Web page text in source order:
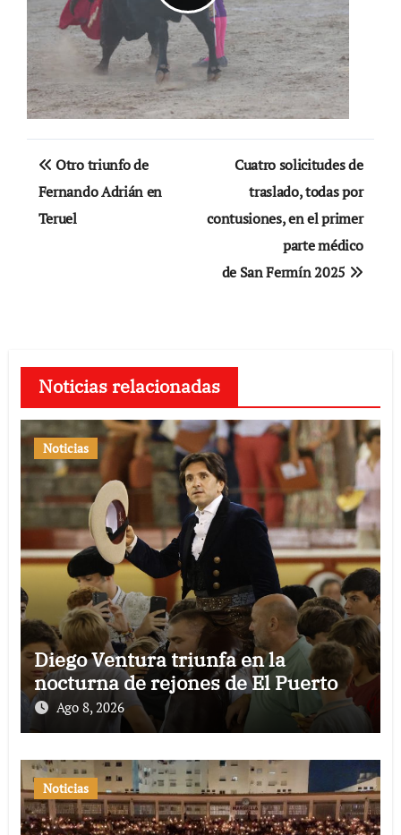
Navegación
de
entradas
Otro triunfo de
Fernando Adrián en
Teruel
Cuatro solicitudes de
traslado, todas por
contusiones, en el primer
parte médico
de San Fermín 2025
Noticias relacionadas
Noticias
Diego Ventura triunfa en la
nocturna de rejones de El Puerto
Ago 8, 2026
Noticias